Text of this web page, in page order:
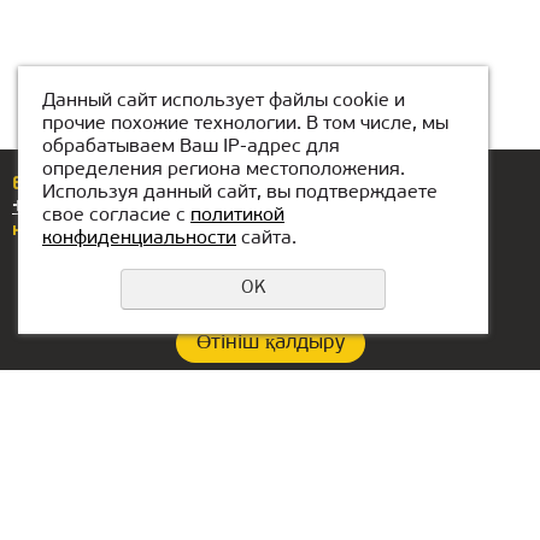
Егер сізде сұрақтар немесе ұсыныстар болса,
+7(776)077-31-01нөміріне қоңырау шалыңыз
немесе бізге жазыңызatyrau@kiber1.com
Өтініш қалдыру
Данный сайт использует файлы cookie и
прочие похожие технологии. В том числе, мы
обрабатываем Ваш IP-адрес для
определения региона местоположения.
Используя данный сайт, вы подтверждаете
свое согласие с политикой
конфиденциальности сайта.
OK